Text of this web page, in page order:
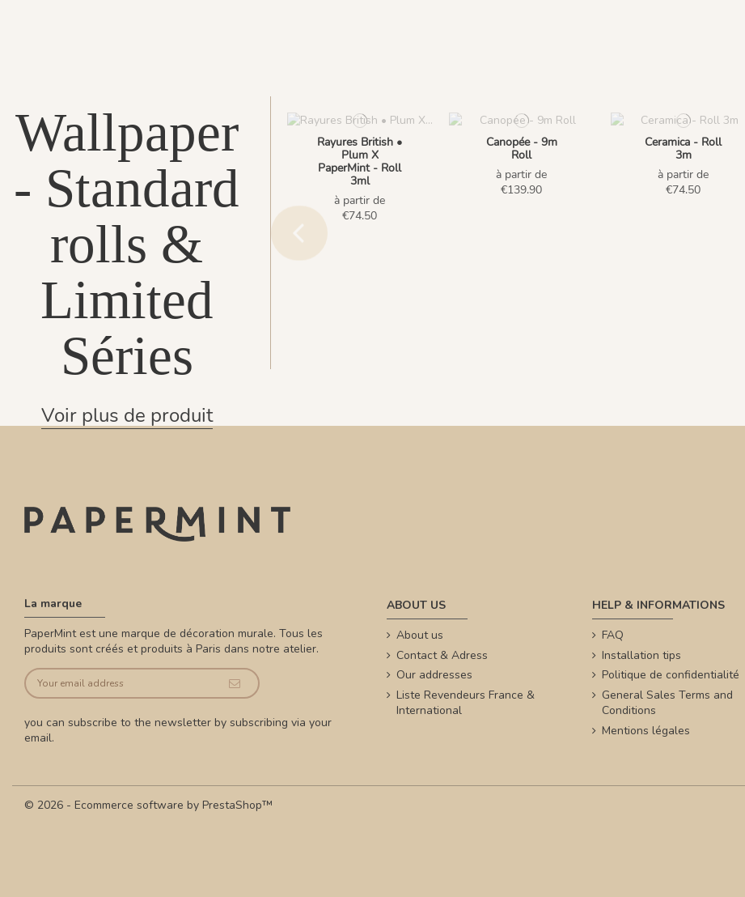
Wallpaper
- Standard
rolls &
Limited
Séries
Voir plus de produit
Rayures British •
Plum X
PaperMint - Roll
3ml
à partir de
€74.50
Canopée - 9m
Roll
à partir de
€139.90
Ceramica - Roll
3m
à partir de
€74.50
La marque
PaperMint est une marque de décoration murale. Tous les
produits sont créés et produits à Paris dans notre atelier.
you can subscribe to the newsletter by subscribing via your
email.
ABOUT US
About us
Contact & Adress
Our addresses
Liste Revendeurs France &
International
HELP & INFORMATIONS
FAQ
Installation tips
Politique de confidentialité
General Sales Terms and
Conditions
Mentions légales
© 2026 - Ecommerce software by PrestaShop™